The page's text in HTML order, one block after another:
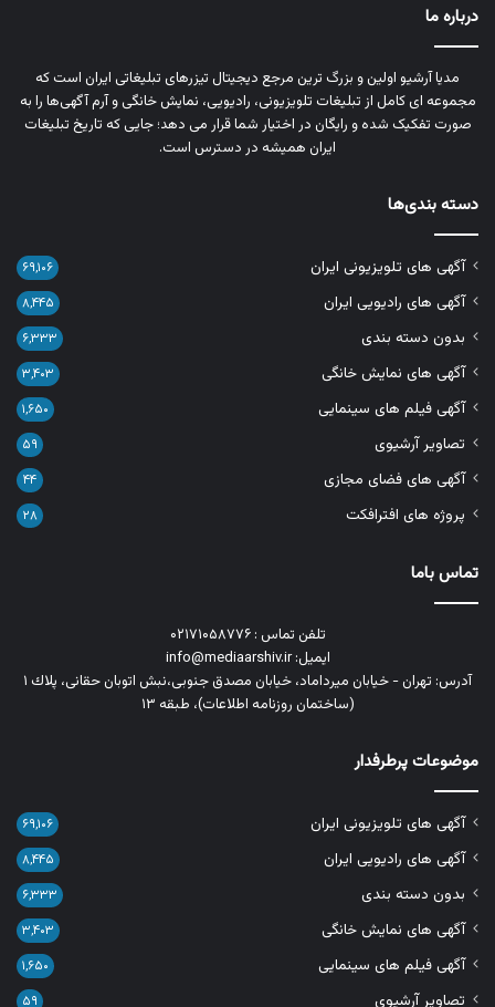
درباره ما
مدیا آرشیو اولین و بزرگ‌ ترین مرجع دیجیتال تیزرهای تبلیغاتی ایران است که
مجموعه‌ ای کامل از تبلیغات تلویزیونی، رادیویی، نمایش خانگی و آرم‌ آگهی‌ها را به‌
صورت تفکیک‌ شده و رایگان در اختیار شما قرار می‌ دهد؛ جایی که تاریخ تبلیغات
ایران همیشه در دسترس است.
دسته بندی‌ها
آگهی های تلویزیونی ایران ۶۹,۱۰۶
آگهی های رادیویی ایران ۸,۴۴۵
بدون دسته بندی ۶,۳۳۳
آگهی های نمایش خانگی ۳,۴۰۳
آگهی فیلم های سینمایی ۱,۶۵۰
تصاویر آرشیوی ۵۹
آگهی های فضای مجازی ۴۴
پروژه های افترافکت ۲۸
تماس باما
تلفن تماس : ۰۲۱۷۱۰۵۸۷۷۶
ایمیل: info@mediaarshiv.ir
آدرس: تهران - خیابان میرداماد، خیابان مصدق جنوبی،نبش اتوبان حقانی، پلاك ١
(ساختمان روزنامه اطلاعات)، طبقه ۱۳
موضوعات پرطرفدار
آگهی های تلویزیونی ایران ۶۹,۱۰۶
آگهی های رادیویی ایران ۸,۴۴۵
بدون دسته بندی ۶,۳۳۳
آگهی های نمایش خانگی ۳,۴۰۳
آگهی فیلم های سینمایی ۱,۶۵۰
تصاویر آرشیوی ۵۹